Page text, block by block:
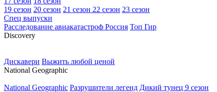
19 сезон 20 сезон 21 сезон 22 сезон 23 сезон
Спец выпуски
Расследование авиакатастроф Россия Топ Гир
Discovery
Дискавери Выжить любой ценой
National Geographic
National Geographic Разрушители легенд Дикий тунец 9 сезон